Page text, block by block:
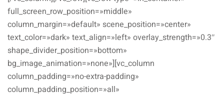
full_screen_row_position=»middle»
column_margin=»default» scene_position=»center»
text_color=»dark» text_align=»left» overlay_strength=»0.3″
shape_divider_position=»bottom»
bg_image_animation=»none»][vc_column
column_padding=»no-extra-padding»
column_padding_position=»all»